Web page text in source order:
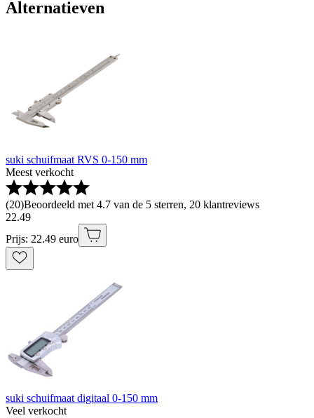
Alternatieven
suki schuifmaat RVS 0-150 mm
Meest verkocht
(20)Beoordeeld met 4.7 van de 5 sterren, 20 klantreviews
22.49
Prijs: 22.49 euro
suki schuifmaat digitaal 0-150 mm
Veel verkocht